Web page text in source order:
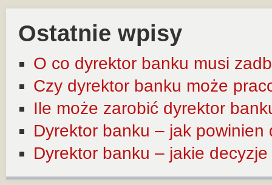
Ostatnie wpisy
O co dyrektor banku musi
Czy dyrektor banku może
Ile może zarobić dyrektor
Dyrektor banku – jak
Dyrektor banku – jakie